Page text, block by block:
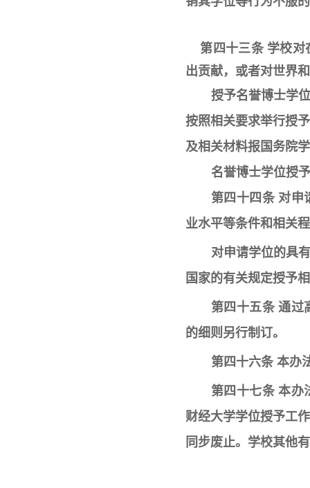
第四十三条 学校对
出贡献，或者对世界
授予名誉博士学
按照相关要求举行授
及相关材料报国务院
名誉博士学位授
第四十四条 对申
业水平等条件和相关
对申请学位的具
国家的有关规定授予
第四十五条通过
的细则另行制订。
第四十六条 本办
第四十七条 本办
财经大学学位授予工
同步废止。学校其他